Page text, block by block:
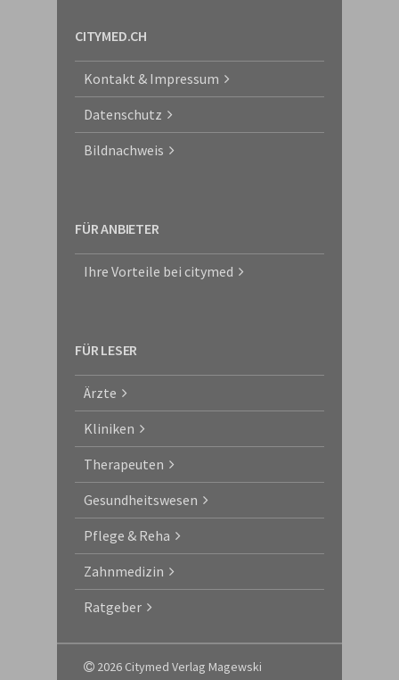
CITYMED.CH
Kontakt & Impressum
Datenschutz
Bildnachweis
FÜR ANBIETER
Ihre Vorteile bei citymed
FÜR LESER
Ärzte
Kliniken
Therapeuten
Gesundheitswesen
Pflege & Reha
Zahnmedizin
Ratgeber
2026 Citymed Verlag Magewski